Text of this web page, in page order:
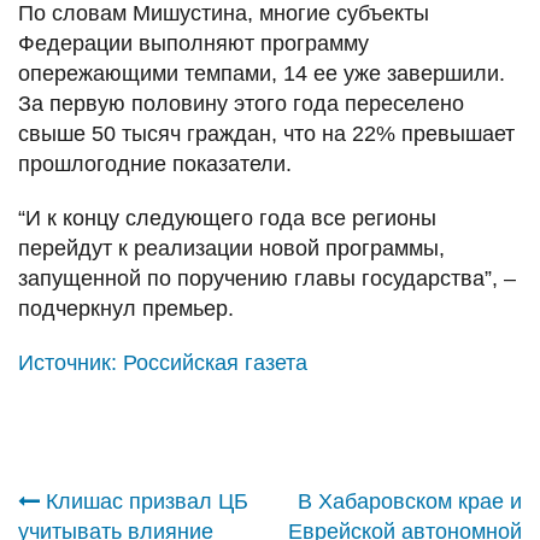
По словам Мишустина, многие субъекты
Федерации выполняют программу
опережающими темпами, 14 ее уже завершили.
За первую половину этого года переселено
свыше 50 тысяч граждан, что на 22% превышает
прошлогодние показатели.
“И к концу следующего года все регионы
перейдут к реализации новой программы,
запущенной по поручению главы государства”, –
подчеркнул премьер.
Источник: Российская газета
Навигация
Клишас призвал ЦБ
учитывать влияние
В Хабаровском крае и
Еврейской автономной